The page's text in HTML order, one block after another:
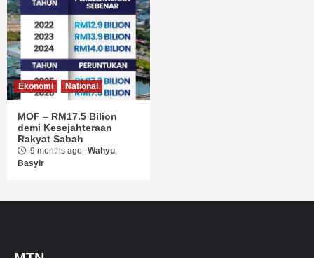
Ekonomi National
MOF – RM17.5 Bilion
demi Kesejahteraan
Rakyat Sabah
9 months ago Wahyu
Basyir